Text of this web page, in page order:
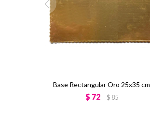
Base Rectangular Oro 25x35 cm
$ 72 $85